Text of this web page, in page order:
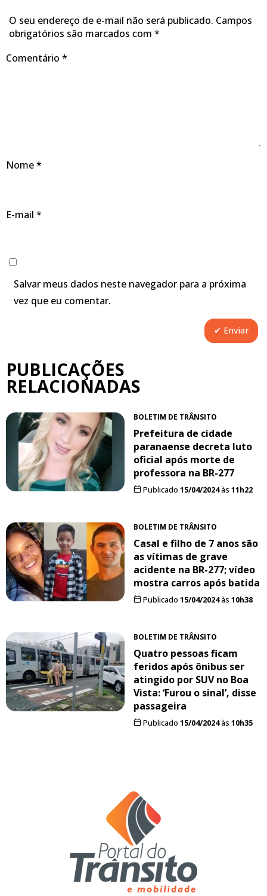
O seu endereço de e-mail não será publicado. Campos
obrigatórios são marcados com *
Comentário *
Nome*
E-mail *
Salvar meus dados neste navegador para a próxima
vez que eu comentar.
PUBLICAÇÕES
RELACIONADAS
BOLETIM DE TRÂNSITO
Prefeitura de cidade
paranaense decreta luto
oficial após morte de
professora na BR-277
Publicado 15/04/2024às 11h22
BOLETIM DE TRÂNSITO
Casal e filho de 7 anos são
as vítimas de grave
acidente na BR-277; vídeo
mostra carros após batida
Publicado 15/04/2024às 10h38
BOLETIM DE TRÂNSITO
Quatro pessoas ficam
feridos após ônibus ser
atingido por SUV no Boa
Vista: ‘Furou o sinal’, disse
passageira
Publicado 15/04/2024às 10h35